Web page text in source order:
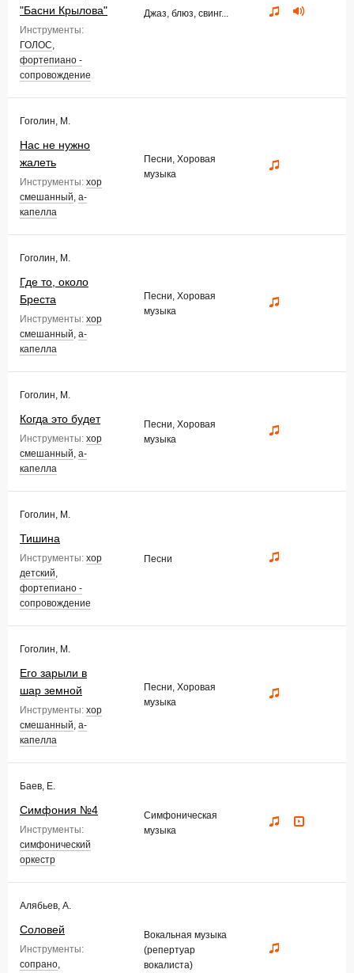
"Басни Крылова"
Инструменты:
ГОЛОС,
фортепиано -
сопровождение
Джаз, блюз, свинг...
Гоголин, М.
Нас не нужно
жалеть
Инструменты: хор
смешанный, а-
капелла
Песни, Хоровая
музыка
Гоголин, М.
Где то, около
Бреста
Инструменты: хор
смешанный, а-
капелла
Песни, Хоровая
музыка
Гоголин, М.
Когда это будет
Инструменты: хор
смешанный, а-
капелла
Песни, Хоровая
музыка
Гоголин, М.
Тишина
Инструменты: хор
детский,
фортепиано -
сопровождение
Песни
Гоголин, М.
Его зарыли в
шар земной
Инструменты: хор
смешанный, а-
капелла
Песни, Хоровая
музыка
Баев, Е.
Симфония №4
Инструменты:
симфонический
оркестр
Симфоническая
музыка
Алябьев, А.
Соловей
Инструменты:
сопрано,
Вокальная музыка
(репертуар
вокалиста)